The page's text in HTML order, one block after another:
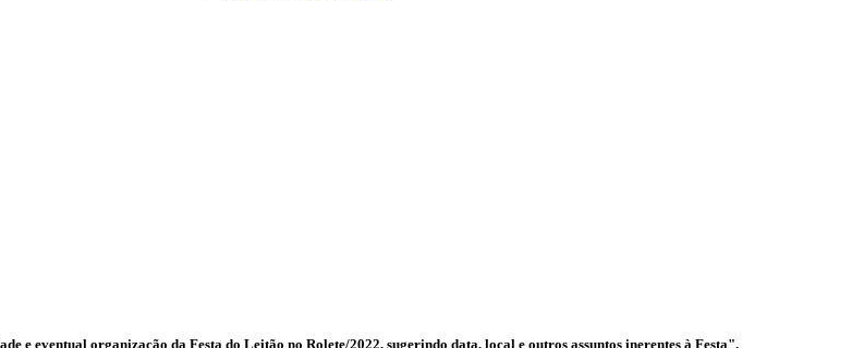
e eventual organização da Festa do Leitão no Rolete/2022, sugerindo data, local e outros assuntos inerentes à Festa".